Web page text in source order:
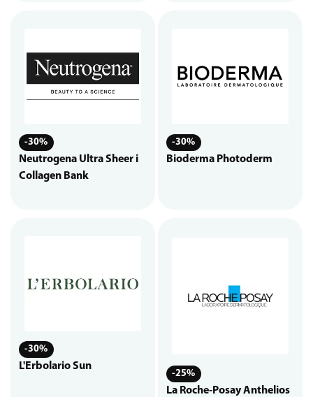
-30%
Neutrogena Ultra Sheer i
Collagen Bank
-30%
Bioderma Photoderm
-30%
L'Erbolario Sun
-25%
La Roche-Posay Anthelios